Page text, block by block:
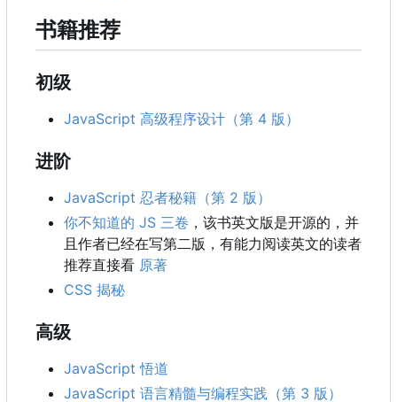
书籍推荐
初级
JavaScript 高级程序设计（第 4 版）
进阶
JavaScript 忍者秘籍（第 2 版）
你不知道的 JS 三卷 ，该书英文版是开源的，并
且作者已经在写第二版，有能力阅读英文的读者
推荐直接看 原著
CSS 揭秘
高级
JavaScript 悟道
JavaScript 语言精髓与编程实践（第 3 版）